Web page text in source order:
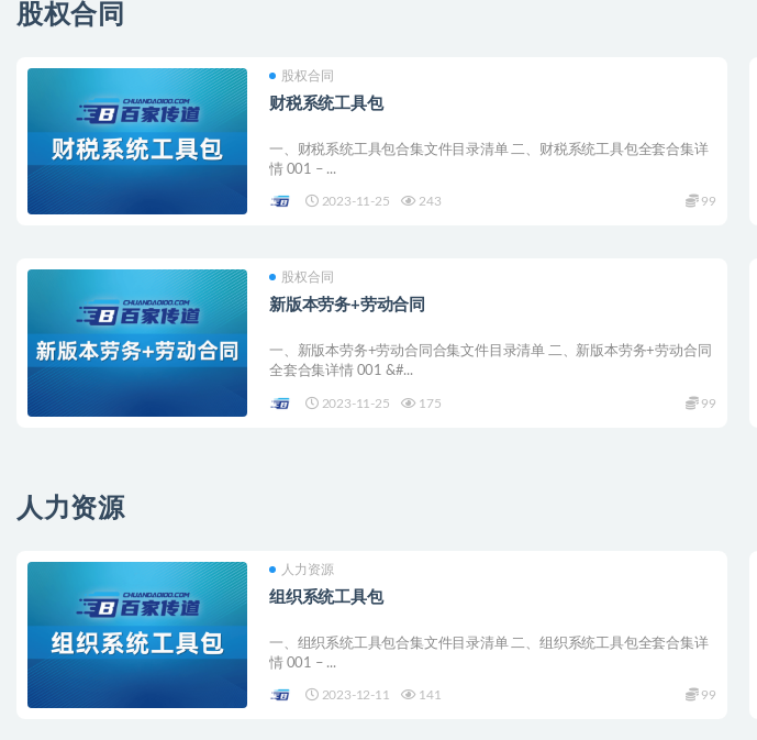
股权合同
股权合同
财税系统工具包
一、财税系统工具包合集文件目录清单 二、财税系统工具包全套合集详
情 001 – ...
2023-11-25 243 99
股权合同
新版本劳务+劳动合同
一、新版本劳务+劳动合同合集文件目录清单 二、新版本劳务+劳动合同
全套合集详情 001 &#...
2023-11-25 175 99
人力资源
人力资源
组织系统工具包
一、组织系统工具包合集文件目录清单 二、组织系统工具包全套合集详
情 001 – ...
2023-12-11 141 99